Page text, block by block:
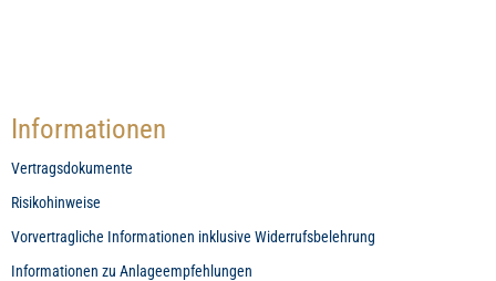
Informationen
Vertragsdokumente
Risikohinweise
Vorvertragliche Informationen inklusive Widerrufsbelehrung
Informationen zu Anlageempfehlungen